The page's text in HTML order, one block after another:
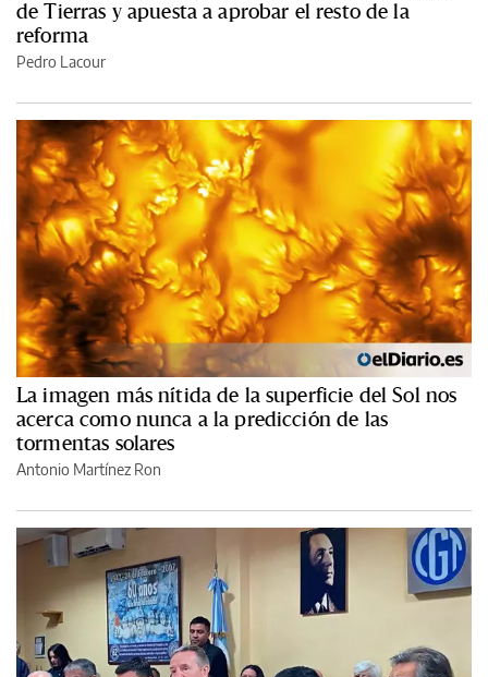
de Tierras y apuesta a aprobar el resto de la
reforma
Pedro Lacour
La imagen más nítida de la superficie del Sol nos
acerca como nunca a la predicción de las
tormentas solares
Antonio Martínez Ron